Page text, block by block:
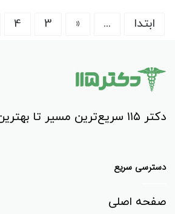
ابتدا ...
«
3
4
دکتر ۱۱۵ سریع‌ترین مسیر تا بهترین پزشکان.
دسترسی سریع
صفحه اصلی